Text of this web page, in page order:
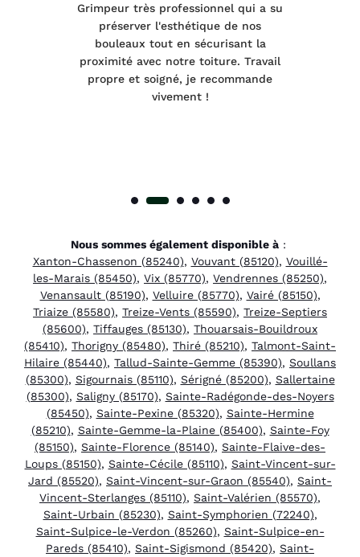
Grimpeur très professionnel qui a su
préserver l'esthétique de nos
bouleaux tout en sécurisant la
proximité avec notre toiture. Travail
propre et soigné, je recommande
vivement !
Nous sommes également disponible à:
Xanton-Chassenon (85240), Vouvant (85120), Vouillé-
les-Marais (85450), Vix (85770), Vendrennes (85250),
Venansault (85190), Velluire (85770), Vairé (85150),
Triaize (85580), Treize-Vents (85590), Treize-Septiers
(85600), Tiffauges (85130), Thouarsais-Bouildroux
(85410), Thorigny (85480), Thiré (85210), Talmont-Saint-
Hilaire (85440), Tallud-Sainte-Gemme (85390), Soullans
(85300), Sigournais (85110), Sérigné (85200), Sallertaine
(85300), Saligny (85170), Sainte-Radégonde-des-Noyers
(85450), Sainte-Pexine (85320), Sainte-Hermine
(85210), Sainte-Gemme-la-Plaine (85400), Sainte-Foy
(85150), Sainte-Florence (85140), Sainte-Flaive-des-
Loups (85150), Sainte-Cécile (85110), Saint-Vincent-sur-
Jard (85520), Saint-Vincent-sur-Graon (85540), Saint-
Vincent-Sterlanges (85110), Saint-Valérien (85570),
Saint-Urbain (85230), Saint-Symphorien (72240),
Saint-Sulpice-le-Verdon (85260), Saint-Sulpice-en-
Pareds (85410), Saint-Sigismond (85420), Saint-